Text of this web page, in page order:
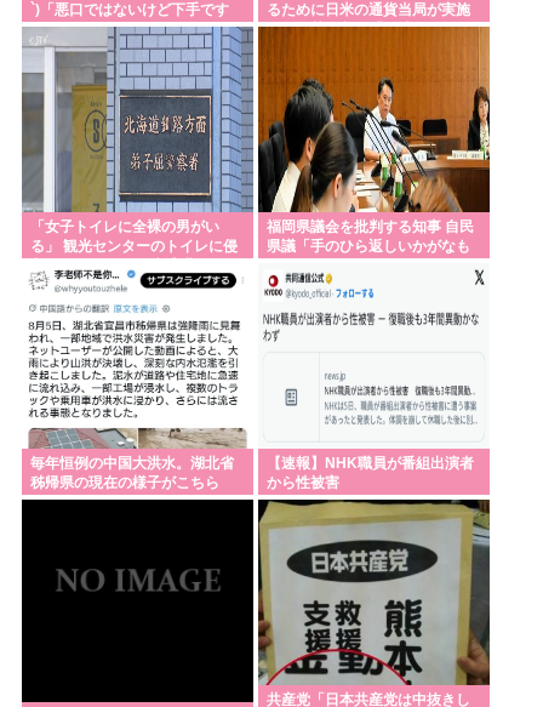
Powered by livedoor 相互RSS
`)「悪口ではないけど下手です
ね」
るために日米の通貨当局が実施
した為替介入は「一時しのぎに
「女子トイレに全裸の男がい
る」 観光センターのトイレに侵
入した男（49）を逮捕 北海道
福岡県議会を批判する知事 自民
県議「手のひら返しいかがなも
毎年恒例の中国大洪水。湖北省
秭帰県の現在の様子がこちら
【速報】NHK職員が番組出演者
から性被害
共産党「日本共産党は中抜きし